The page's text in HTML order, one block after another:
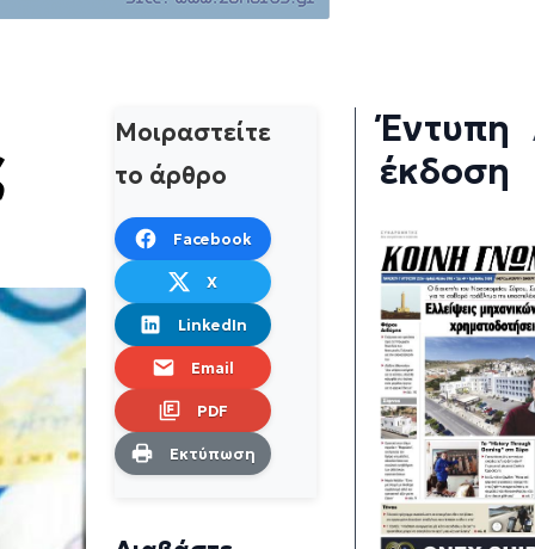
Μοιραστείτε
το άρθρο
Facebook
X
LinkedIn
Email
PDF
Εκτύπωση
Έντυπη
έκδοση